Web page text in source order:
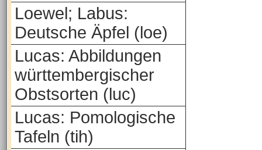
Loewel; Labus:
Deutsche Äpfel (loe)
Lucas: Abbildungen
württembergischer
Obstsorten (luc)
Lucas: Pomologische
Tafeln (tih)